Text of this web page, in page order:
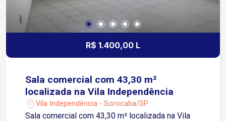
apartamento para aluguel com excelente padrão e
ótima localização em Sorocaba.
R$ 1.400,00 L
Sala comercial com 43,30 m²
localizada na Vila Independência
Vila Independência - Sorocaba/SP
Sala comercial com 43,30 m² localizada na Vila